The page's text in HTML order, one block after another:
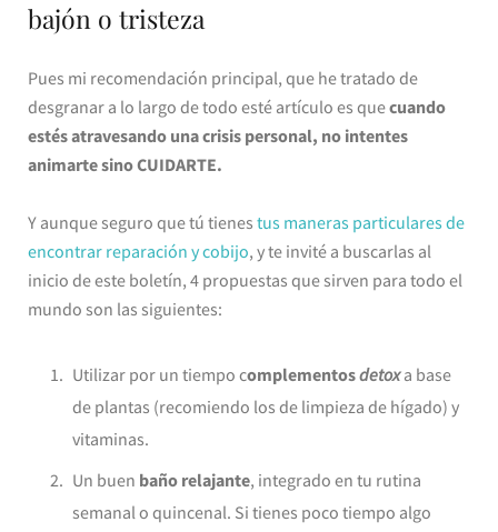
bajón o tristeza
Pues mi recomendación principal, que he tratado de
desgranar a lo largo de todo esté artículo es quecuando
estés atravesando una crisis personal, no intentes
animarte sino CUIDARTE.
Y aunque seguro que tú tienes tus maneras particulares de
encontrar reparación y cobijo, y te invité a buscarlas al
inicio de este boletín, 4 propuestas que sirven para todo el
mundo son las siguientes:
Utilizar por un tiempo complementosdetoxa base
de plantas (recomiendo los de limpieza de hígado) y
vitaminas.
Un buen baño relajante, integrado en tu rutina
semanal o quincenal. Si tienes poco tiempo algo